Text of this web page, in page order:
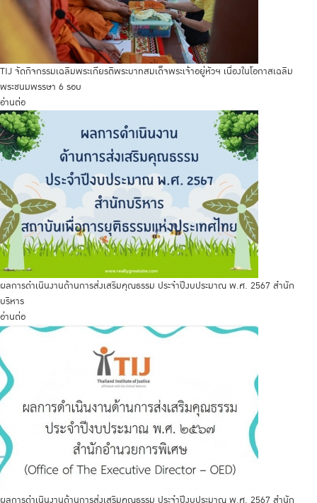
TIJ จัดกิจกรรมเฉลิมพระเกียรติพระบาทสมเด็จพระเจ้าอยู่หัวฯ เนื่องในโอกาสเฉลิม
พระชนมพรรษา 6 รอบ
อ่านต่อ
ผลการดำเนินงานด้านการส่งเสริมคุณธรรม ประจำปีงบประมาณ พ.ศ. 2567 สำนัก
บริหาร
อ่านต่อ
ผลการดำเนินงานด้านการส่งเสริมคุณธรรม ประจำปีงบประมาณ พ.ศ. 2567 สำนัก